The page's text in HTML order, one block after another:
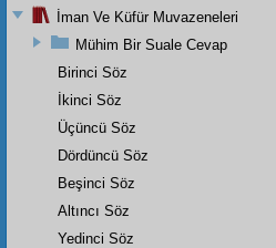
İman Ve Küfür Muvazeneleri
Mühim Bir Suale Cevap
Birinci Söz
İkinci Söz
Üçüncü Söz
Dördüncü Söz
Beşinci Söz
Altıncı Söz
Yedinci Söz